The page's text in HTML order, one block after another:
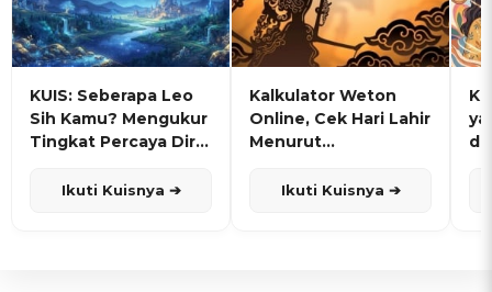
KUIS: Seberapa Leo
Sih Kamu? Mengukur
Tingkat Percaya Diri
Ikuti Kuisnya ➔
Kalkulator Weton
Online, Cek Hari Lahir
Menurut
Ikuti Kuisnya ➔